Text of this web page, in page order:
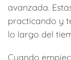
avanzada.
practicando y
lo largo del
Cuando